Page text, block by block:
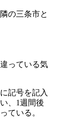
の三条市と
っている気
記号を記入
、1週間後
ている。